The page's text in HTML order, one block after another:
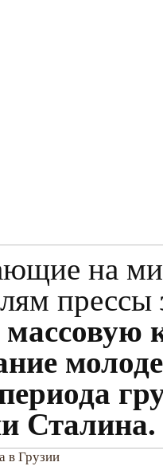
на
прессы
массовую
периода
Сталина.